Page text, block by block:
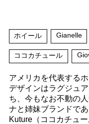
ホイール Gianelle
ココカチュール
アメリカを代表する
デザインはラグジュ
ち、今もなお不動の
ナと姉妹ブランドで
Kuture（ココカチュ